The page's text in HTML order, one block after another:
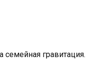
семейная гравитация.